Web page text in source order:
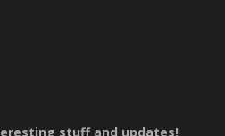
stuff and updates!